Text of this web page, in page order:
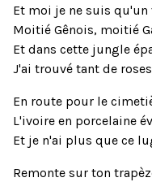
Et moi je ne suis
Moitié Gênois, moitié
Et dans cette jungle
J'ai trouvé tant de
En route pour le
L'ivoire en porcelaine
Et je n'ai plus que ce
Remonte sur ton